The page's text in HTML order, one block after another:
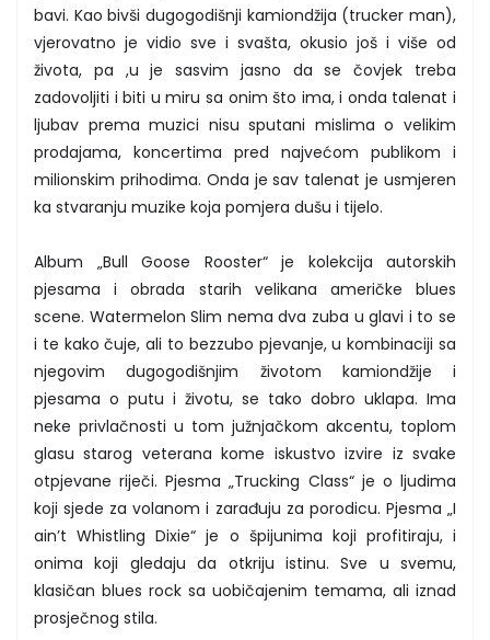
bavi. Kao bivši dugogodišnji kamiondžija (trucker man),
vjerovatno je vidio sve i svašta, okusio još i više od
života, pa ,u je sasvim jasno da se čovjek treba
zadovoljiti i biti u miru sa onim što ima, i onda talenat i
ljubav prema muzici nisu sputani mislima o velikim
prodajama, koncertima pred najvećom publikom i
milionskim prihodima. Onda je sav talenat je usmjeren
ka stvaranju muzike koja pomjera dušu i tijelo.
Album „Bull Goose Rooster“ je kolekcija autorskih
pjesama i obrada starih velikana američke blues
scene. Watermelon Slim nema dva zuba u glavi i to se
i te kako čuje, ali to bezzubo pjevanje, u kombinaciji sa
njegovim dugogodišnjim životom kamiondžije i
pjesama o putu i životu, se tako dobro uklapa. Ima
neke privlačnosti u tom južnjačkom akcentu, toplom
glasu starog veterana kome iskustvo izvire iz svake
otpjevane riječi. Pjesma „Trucking Class“ je o ljudima
koji sjede za volanom i zarađuju za porodicu. Pjesma „I
ain’t Whistling Dixie“ je o špijunima koji profitiraju, i
onima koji gledaju da otkriju istinu. Sve u svemu,
klasičan blues rock sa uobičajenim temama, ali iznad
prosječnog stila.